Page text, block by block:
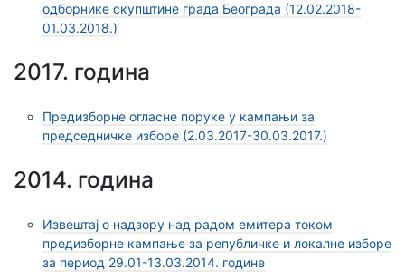
одборнике скупштине града Београда (12.02.2018-
01.03.2018.)
2017. година
Предизборне огласне поруке у кампањи за
председничке изборе (2.03.2017-30.03.2017.)
2014. година
Извештај о надзору над радом емитера током
предизборне кампање за републичке и локалне изборе
за период 29.01-13.03.2014. године